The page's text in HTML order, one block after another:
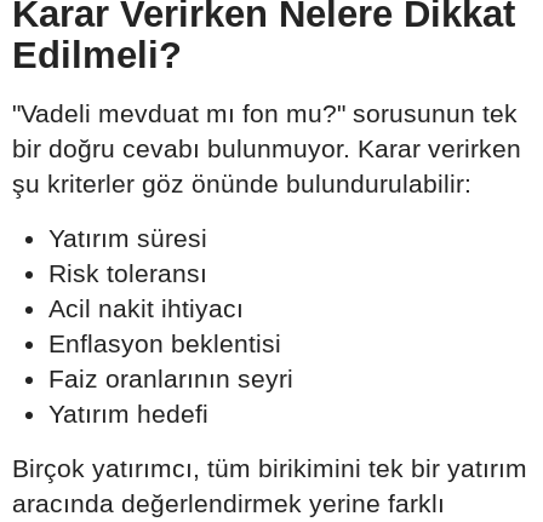
Karar Verirken Nelere Dikkat
Edilmeli?
"Vadeli mevduat mı fon mu?" sorusunun tek
bir doğru cevabı bulunmuyor. Karar verirken
şu kriterler göz önünde bulundurulabilir:
Yatırım süresi
Risk toleransı
Acil nakit ihtiyacı
Enflasyon beklentisi
Faiz oranlarının seyri
Yatırım hedefi
Birçok yatırımcı, tüm birikimini tek bir yatırım
aracında değerlendirmek yerine farklı